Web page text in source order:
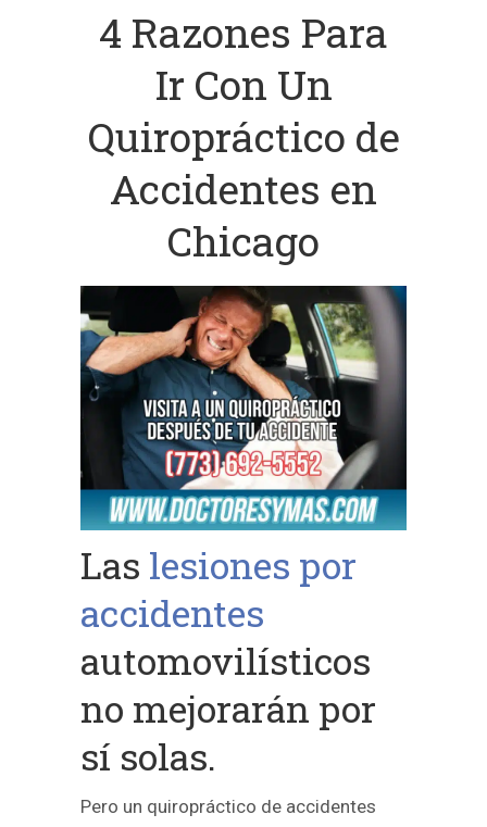
4 Razones Para
Ir Con Un
Quiropráctico de
Accidentes en
Chicago
Las lesiones por
accidentes
automovilísticos
no mejorarán por
sí solas.
Pero un quiropráctico de accidentes